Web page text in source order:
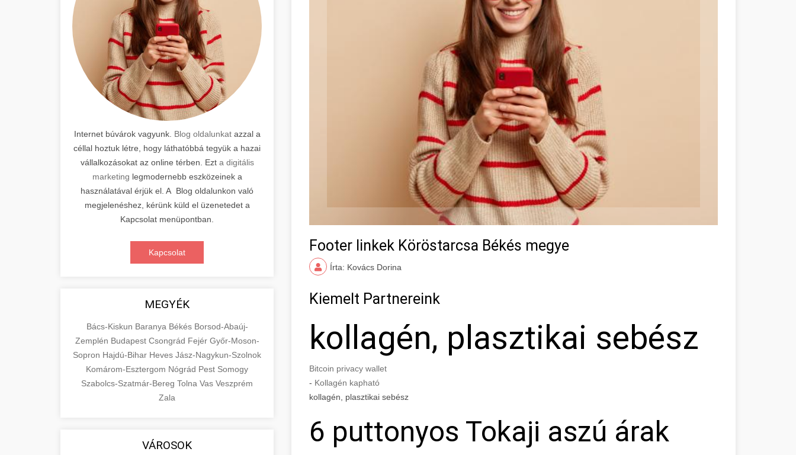
Internet búvárok vagyunk. Blog oldalunkatazzal a
céllal hoztuk létre, hogy láthatóbbá tegyük a hazai
vállalkozásokat az online térben. Ezt a digitális
marketing legmodernebb eszközeinek a
használatával érjük el. A Blog oldalunkon való
megjelenéshez, kérünk küld el üzenetedet a
Kapcsolat menüpontban.
Kapcsolat
MEGYÉK
Bács-Kiskun Baranya Békés Borsod-Abaúj-
Zemplén Budapest Csongrád Fejér Győr-Moson-
Sopron Hajdú-Bihar Heves Jász-Nagykun-Szolnok
Komárom-Esztergom Nógrád Pest Somogy
Szabolcs-Szatmár-Bereg Tolna Vas Veszprém
Zala
VÁROSOK
Footer linkek Köröstarcsa Békés megye
Írta: Kovács Dorina
Kiemelt Partnereink
kollagén, plasztikai sebész
Bitcoin privacy wallet
- Kollagén kapható
kollagén, plasztikai sebész
6 puttonyos Tokaji aszú árak